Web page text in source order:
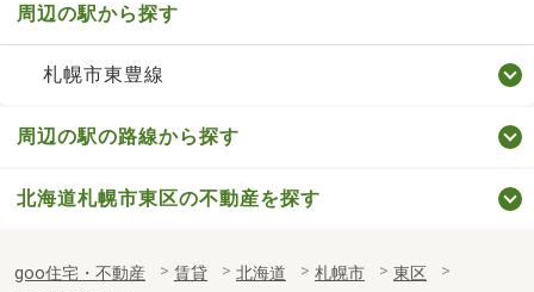
周辺の駅から探す
札幌市東豊線
周辺の駅の路線から探す
北海道札幌市東区の不動産を探す
goo住宅・不動産 賃貸 北海道 札幌市
東区